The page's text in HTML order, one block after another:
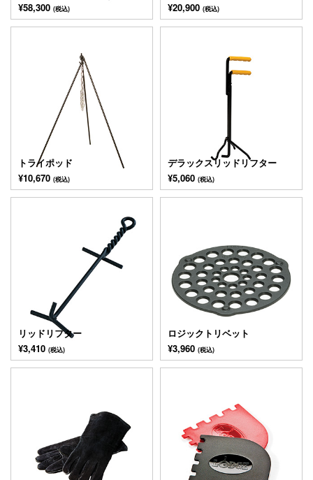
¥58,300 (税込)
¥20,900 (税込)
トライポッド
¥10,670 (税込)
デラックスリッドリフター
¥5,060 (税込)
リッドリフター
¥3,410 (税込)
ロジックトリベット
¥3,960 (税込)